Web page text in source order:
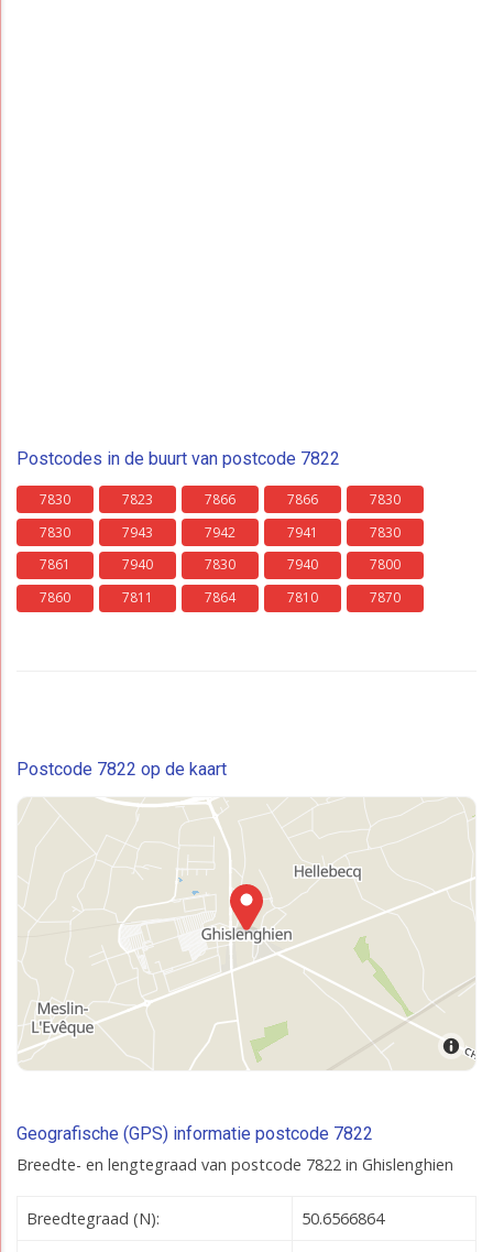
Postcodes in de buurt van postcode 7822
7830 7823 7866 7866
7830
7830
7943 7942 7941
7830
7861
7940 7830 7940
7800
7860
7811 7864 7810 7870
Postcode 7822 op de kaart
Geografische (GPS) informatie postcode 7822
Breedte- en lengtegraad van postcode 7822 in Ghislenghien
Breedtegraad (N): 50.6566864